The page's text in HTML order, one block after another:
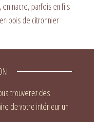
nacre, parfois en fils
bois de citronnier
trouverez des
de votre intérieur un